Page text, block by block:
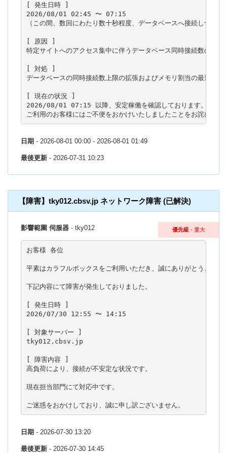
[ 発生日時 ]
2026/08/01 02:45 〜 07:15
（この間、数回にわたり数十秒程度、データベースへ接続しづら
[ 原因 ]
特定サイトへのアクセス集中に伴うデータベース同時接続数の急増
[ 対処 ]
データベースの同時接続数上限の拡張およびメモリ割当の最適化
[ 現在の状況 ]
2026/08/01 07:15 以降、安定稼働を確認しております。
日期 - 2026-08-01 00:00 - 2026-08-01 01:49
最後更新 - 2026-07-31 10:23
【障害】tky012.cbsv.jp ネットワーク障害 (已解決)
優先級 - 重大
影響範圍 伺服器 - tky012
お客様 各位
平素はカラフルボックスをご利用いただき、誠にありがとうござい
下記内容にて障害が発生しておりました。
[ 発生日時 ]
2026/07/30 12:55 〜 14:15
[ 対象サーバー ]
tky012.cbsv.jp
[ 障害内容 ]
高負荷により、接続が不安定な状況です。
現在担当部門にて対応中です。
ご迷惑をおかけしており、誠に申し訳ございません。
日期 - 2026-07-30 13:20
最後更新 - 2026-07-30 14:45